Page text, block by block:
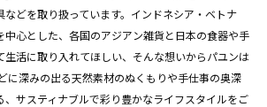
などを取り扱っています。インドネシア・ベトナ
中心とした、各国のアジアン雑貨と日本の食器や手
生活に取り入れてほしい、そんな想いからパユンは
に深みの出る天然素材のぬくもりや手仕事の奥深
、サスティナブルで彩り豊かなライフスタイルをご